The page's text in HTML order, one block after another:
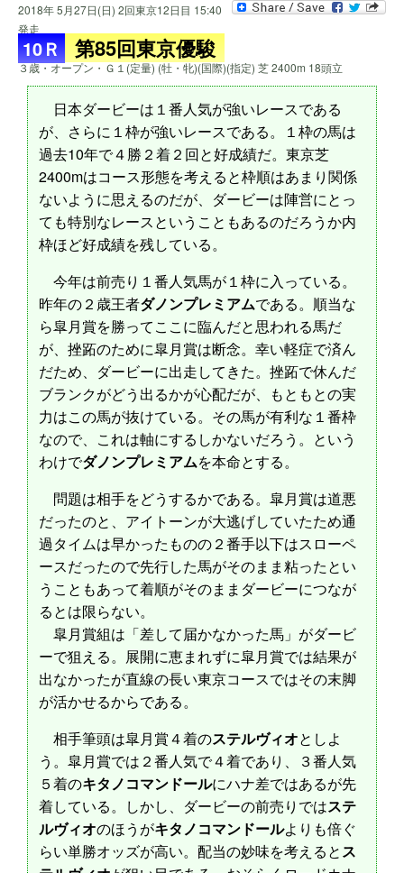
2018年 5月27日(日) 2回東京12日目 15:40
発走
10Ｒ 第85回東京優駿
３歳・オープン・Ｇ１(定量) (牡・牝)(国際)(指定) 芝 2400m 18頭立
日本ダービーは１番人気が強いレースである
が、さらに１枠が強いレースである。１枠の馬は
過去10年で４勝２着２回と好成績だ。東京芝
2400mはコース形態を考えると枠順はあまり関係
ないように思えるのだが、ダービーは陣営にとっ
ても特別なレースということもあるのだろうか内
枠ほど好成績を残している。
今年は前売り１番人気馬が１枠に入っている。
昨年の２歳王者ダノンプレミアムである。順当な
ら皐月賞を勝ってここに臨んだと思われる馬だ
が、挫跖のために皐月賞は断念。幸い軽症で済ん
だため、ダービーに出走してきた。挫跖で休んだ
ブランクがどう出るかが心配だが、もともとの実
力はこの馬が抜けている。その馬が有利な１番枠
なので、これは軸にするしかないだろう。という
わけでダノンプレミアムを本命とする。
問題は相手をどうするかである。皐月賞は道悪
だったのと、アイトーンが大逃げしていたため通
過タイムは早かったものの２番手以下はスローペ
ースだったので先行した馬がそのまま粘ったとい
うこともあって着順がそのままダービーにつなが
るとは限らない。
皐月賞組は「差して届かなかった馬」がダービ
ーで狙える。展開に恵まれずに皐月賞では結果が
出なかったが直線の長い東京コースではその末脚
が活かせるからである。
相手筆頭は皐月賞４着のステルヴィオとしよ
う。皐月賞では２番人気で４着であり、３番人気
５着のキタノコマンドールにハナ差ではあるが先
着している。しかし、ダービーの前売りではステ
ルヴィオのほうがキタノコマンドールよりも倍ぐ
らい単勝オッズが高い。配当の妙味を考えるとス